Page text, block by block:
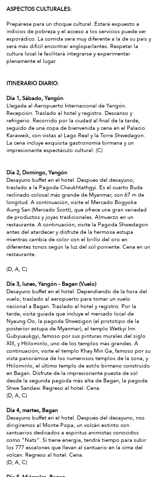
ASPECTOS CULTURALES:
Prepárese para un choque cultural. Estará expuesto a
indicios de pobreza y el acceso a los servicios puede ser
esporádico. La comida será muy diferente a la de su país y
será más difícil encontrar angloparlantes. Respetar la
cultura local le facilitará integrarse y experimentar
plenamente el lugar.
ITINERARIO DIARIO:
Día 1, Sábado, Yangón
Llegada al Aeropuerto Internacional de Yangón.
Recepción. Traslado al hotel y registro. Descanso y
refrigerio. Recorrido por la ciudad al final de la tarde,
seguido de una copa de bienvenida y cena en el Palacio
Karaweik, con vistas al Lago Real y la Torre Shwedagon.
La cena incluye exquisita gastronomía birmana y un
impresionante espectáculo cultural. (C)
Día 2, Domingo, Yangón
Desayuno buffet en el hotel. Después del desayuno,
traslado a la Pagoda Chaukhtathgyi. Es el cuarto Buda
reclinado colosal más grande de Myanmar, con 67 m de
longitud. A continuación, visite el Mercado Bogyoke
Aung San (Mercado Scott), que ofrece una gran variedad
de productos y joyas tradicionales. Almuerzo en un
restaurante. A continuación, visite la Pagoda Shwedagon
antes del atardecer y disfrute de la hermosa estupa
mientras cambia de color con el brillo del oro en
diferentes tonos según la luz del sol poniente. Cena en un
restaurante.
(D, A, C)
Día 3, lunes, Yangón - Bagan (Vuelo)
Desayuno buffet en el hotel. Dependiendo de la hora del
vuelo, traslado al aeropuerto para tomar un vuelo
nacional a Bagan. Traslado al hotel y registro. Por la
tarde, visita guiada que incluye el mercado local de
Nyaung Oo, la pagoda Shwezigon (el prototipo de la
posterior estupa de Myanmar), el templo Wetkyi Inn
Gubyuaukgyi, famoso por sus pinturas murales del siglo
XIII, y Htilominlo, uno de los templos más grandes. A
continuación, visite el templo Khay Min Ga, famoso por su
vista panorámica de los numerosos templos de la zona, y
Htilominlo, el último templo de estilo birmano construido
en Bagan. Disfrute de la impresionante puesta de sol
desde la segunda pagoda más alta de Bagan, la pagoda
Shwe Sandaw. Regreso al hotel. Cena.
(D, A, C)
Día 4, martes, Bagan
Desayuno buffet en el hotel. Después del desayuno, nos
dirigiremos al Monte Popa, un volcán extinto con
santuarios dedicados a espíritus animistas conocidos
como "Nats". Si tiene energía, tendrá tiempo para subir
los 777 escalones que llevan al santuario en la cima del
volcán. Regreso al hotel. Cena.
(D, A, C)